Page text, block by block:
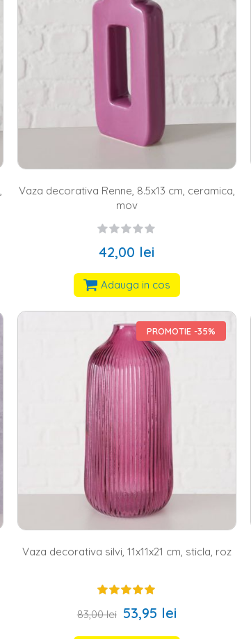
Vaza decorativa Renne, 8.5x13 cm, ceramica,
mov
42,00 lei
Adauga in cos
PROMOTIE -35%
Vaza decorativa silvi, 11x11x21 cm, sticla, roz
83,00 lei 53,95 lei